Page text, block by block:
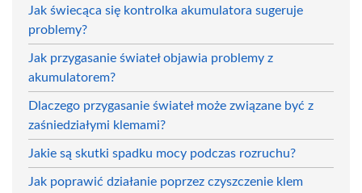
Jak świecąca się kontrolka akumulatora sugeruje
problemy?
Jak przygasanie świateł objawia problemy z
akumulatorem?
Dlaczego przygasanie świateł może związane być z
zaśniedziałymi klemami?
Jakie są skutki spadku mocy podczas rozruchu?
Jak poprawić działanie poprzez czyszczenie klem